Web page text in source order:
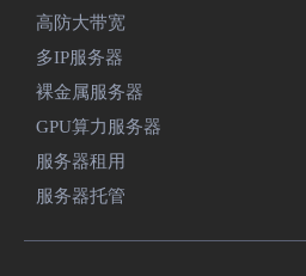
高防大带宽
多IP服务器
裸金属服务器
GPU算力服务器
服务器租用
服务器托管